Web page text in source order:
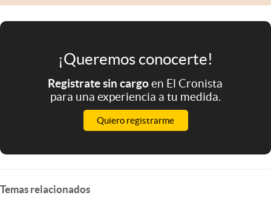
¡Queremos conocerte!
Registrate sin cargoen El Cronista
para una experiencia a tu medida.
Quiero registrarme
Temas relacionados